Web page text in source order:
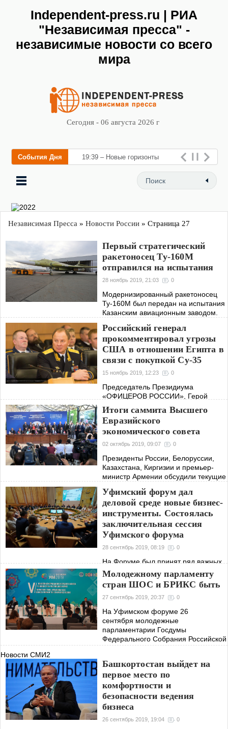
Independent-press.ru | РИА
"Независимая пресса" -
независимые новости со всего
мира
Сегодня - 06 августа 2026 г
События Дня 19:39 – Новые горизонты
флебологии: в Москве
Независимая Пресса » Новости России » Страница 27
Первый стратегический
ракетоносец Ту-160М
отправился на испытания
28 ноябрь 2019, 21:03 0
Модернизированный ракетоносец
Ту-160М был передан на испытания
Казанским авиационным заводом.
земле и в воздухе.
Российский генерал
прокомментировал угрозы
США в отношении Египта в
связи с покупкой Су-35
15 ноябрь 2019, 12:23 0
Председатель Президиума
«ОФИЦЕРОВ РОССИИ», Герой
России, генерал-майор Сергей
Липовой прокомментировал угрозы
США в отношении Египта из-за
покупки Су-35.
Итоги саммита Высшего
Евразийского
экономического совета
02 октябрь 2019, 09:07 0
Президенты России, Белоруссии,
Казахстана, Киргизии и премьер-
министр Армении обсудили текущие
перспективные направления
развития интеграционных
процессов, а также наметили
Уфимский форум дал
деловой среде новые бизнес-
инструменты. Состоялась
заключительная сессия
Уфимского форума
28 сентябрь 2019, 08:19 0
На Форуме был принят ряд важных
решений. Во-первых, решено
создать в Уфе постоянно
действующую дирекцию Форума, в
задачи которой будет входить
системная работа по подготовке
Форума и проработке
Молодежному парламенту
стран ШОС и БРИКС быть
27 сентябрь 2019, 20:37 0
На Уфимском форуме 26
сентября молодежные
парламентарии Госдумы
Федерального Собрания Российской
Федерации и их коллеги приняли
молодежи в управлении делами
государства как
Новости СМИ2
Башкортостан выйдет на
первое место по
комфортности и
безопасности ведения
бизнеса
26 сентябрь 2019, 19:04 0